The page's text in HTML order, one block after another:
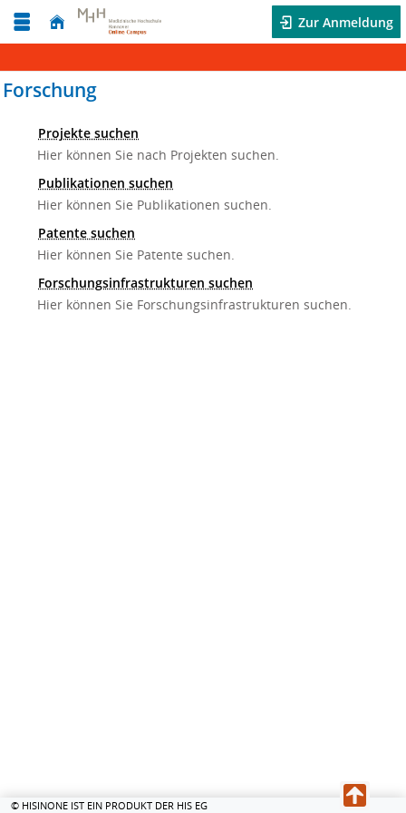
Zur Anmeldung
Forschung
Projekte suchen
Hier können Sie nach Projekten suchen.
Publikationen suchen
Hier können Sie Publikationen suchen.
Patente suchen
Hier können Sie Patente suchen.
Forschungsinfrastrukturen suchen
Hier können Sie Forschungsinfrastrukturen suchen.
© HISINONE IST EIN PRODUKT DER HIS EG